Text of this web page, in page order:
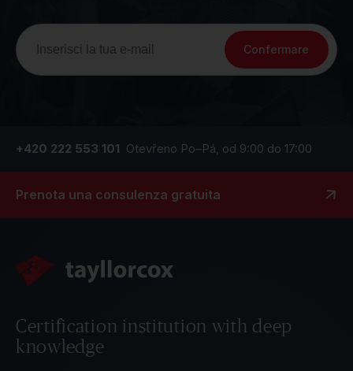
Confermare
+420 222 553 101 Otevřeno Po–Pá, od 9:00 do 17:00
Prenota una consulenza gratuita
Certification institution with deep
knowledge